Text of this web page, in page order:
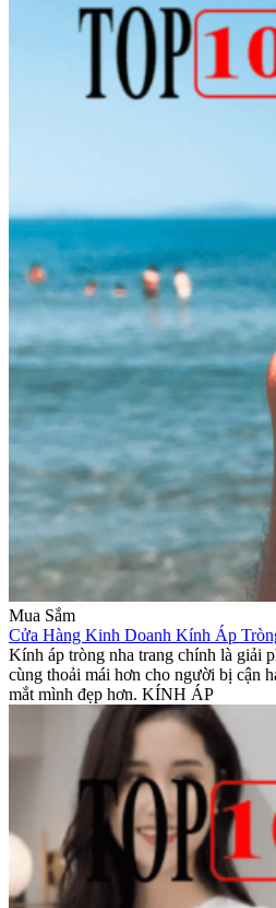
Mua Sắm
Cửa Hàng Kinh Doanh Kính Áp
Kính áp tròng nha trang chính là giải
cùng thoải mái hơn cho người bị cận
mắt mình đẹp hơn. KÍNH ÁP